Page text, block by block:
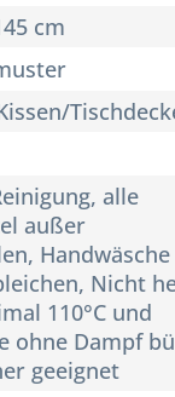
cm
alle
außer
Nicht
110°C und
ohne Dampf
geeignet